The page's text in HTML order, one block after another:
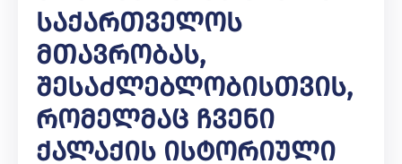
Საქართველოს
Მთავრობას,
Შესაძლებლობისთვის,
Რომელმაც Ჩვენი
Ქალაქის Ისტორიული